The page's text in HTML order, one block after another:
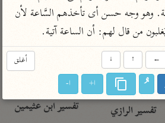
القدير للشوكاني
تفسير ابن جزي
تفسير الآلوسي
تفسير الرازي
المختصر في
التفسير
تفسير السعدي
أيسر التفاسير
القرآن – تدبر وعمل
تفسير ابن عثيمين
من قال لهم: أن الساعة آتية.
أغلق ←
↑
↓
ا+ ا-